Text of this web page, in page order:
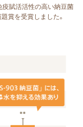
疫賦活活性の高い納豆菌
賞を受賞しました。